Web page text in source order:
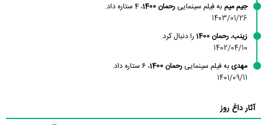
جیم میمبه فیلم سینمایی رحمان 1400
، 4 ستاره داد.
1403/01/26
زینب، رحمان 1400
را دنبال کرد.
1402/04/10
مهدیبه فیلم سینمایی رحمان 1400
، 6 ستاره داد.
1401/09/11
آثار داغ روز